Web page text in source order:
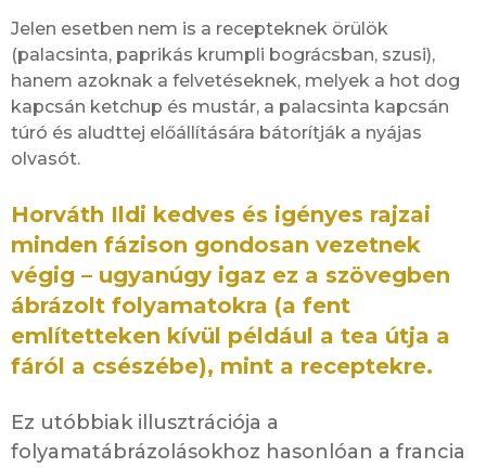
Jelen esetben nem is a recepteknek örülök
(palacsinta, paprikás krumpli bográcsban, szusi),
hanem azoknak a felvetéseknek, melyek a hot dog
kapcsán ketchup és mustár, a palacsinta kapcsán
túró és aludttej előállítására bátorítják a nyájas
olvasót.
Horváth Ildi kedves és igényes rajzai
minden fázison gondosan vezetnek
végig – ugyanúgy igaz ez a szövegben
ábrázolt folyamatokra (a fent
említetteken kívül például a tea útja a
fáról a csészébe), mint a receptekre.
Ez utóbbiak illusztrációja a
folyamatábrázolásokhoz hasonlóan a francia